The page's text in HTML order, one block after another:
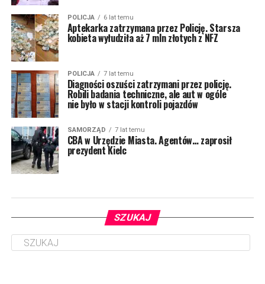
POLICJA 6 lat temu
Aptekarka zatrzymana przez Policję. Starsza
kobieta wyłudziła aż 7 mln złotych z NFZ
POLICJA 7 lat temu
Diagności oszuści zatrzymani przez policję.
Robili badania techniczne, ale aut w ogóle
nie było w stacji kontroli pojazdów
SAMORZĄD 7 lat temu
CBA w Urzędzie Miasta. Agentów… zaprosił
prezydent Kielc
SZUKAJ